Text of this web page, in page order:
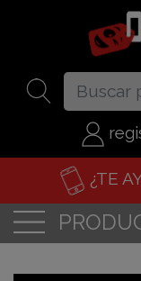
¿TE